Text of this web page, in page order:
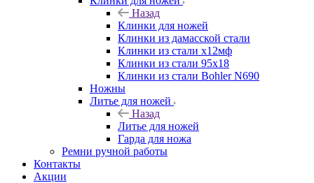
Назад
Клинки для ножей
Клинки из дамасской стали
Клинки из стали х12мф
Клинки из стали 95х18
Клинки из стали Bohler N690
Ножны
Литье для ножей
Назад
Литье для ножей
Гарда для ножа
Ремни ручной работы
Контакты
Акции